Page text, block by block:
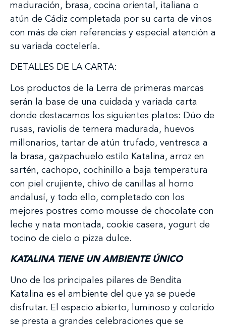
maduración, brasa, cocina oriental, italiana o
atún de Cádiz completada por su carta de vinos
con más de cien referencias y especial atención a
su variada coctelería.
DETALLES DE LA CARTA:
Los productos de la Lerra de primeras marcas
serán la base de una cuidada y variada carta
donde destacamos los siguientes platos: Dúo de
rusas, raviolis de ternera madurada, huevos
millonarios, tartar de atún trufado, ventresca a
la brasa, gazpachuelo estilo Katalina, arroz en
sartén, cachopo, cochinillo a baja temperatura
con piel crujiente, chivo de canillas al horno
andalusí, y todo ello, completado con los
mejores postres como mousse de chocolate con
leche y nata montada, cookie casera, yogurt de
tocino de cielo o pizza dulce.
KATALINA TIENE UN AMBIENTE ÚNICO
Uno de los principales pilares de Bendita
Katalina es el ambiente del que ya se puede
disfrutar. El espacio abierto, luminoso y colorido
se presta a grandes celebraciones que se